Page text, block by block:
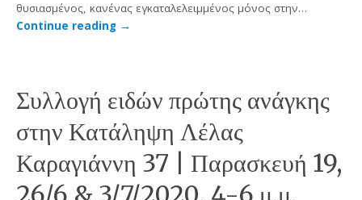
θυσιασμένος, κανένας εγκαταλελειμμένος μόνος στην…
Continue reading →
Συλλογή ειδών πρώτης ανάγκης
στην Κατάληψη Λέλας
Καραγιάννη 37 | Παρασκευή 19,